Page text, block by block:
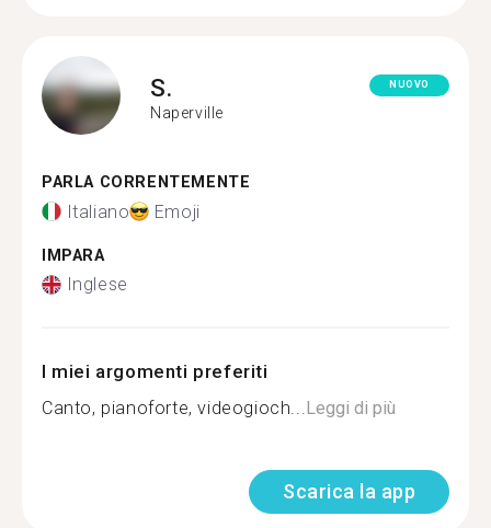
S.
Naperville
NUOVO
PARLA CORRENTEMENTE
Italiano Emoji
IMPARA
Inglese
I miei argomenti preferiti
Canto, pianoforte, videogioch...Leggi di più
Scarica la app